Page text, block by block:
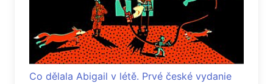
Co dělala Abigail v létě. Prvé české vydanie